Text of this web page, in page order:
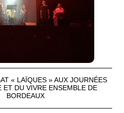
« LAÏQUES » AUX JOURNÉES
ET DU VIVRE ENSEMBLE DE
BORDEAUX